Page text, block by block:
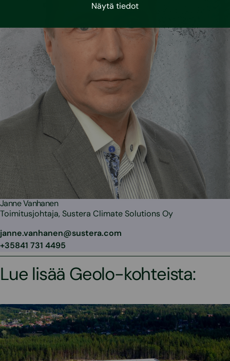
Näytä tiedot
Janne Vanhanen
Toimitusjohtaja, Sustera Climate Solutions Oy
janne.vanhanen@sustera.com
+35841 731 4495
Lue lisää Geolo-kohteista: